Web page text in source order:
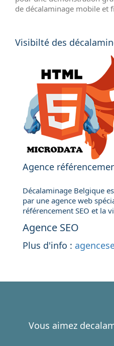
de décalaminage mobile et
Visibilté des
Agence
Décalaminage Belgique
par une agence web
référencement SEO et la
Agence SEO
Plus d'info :
Vous aimez